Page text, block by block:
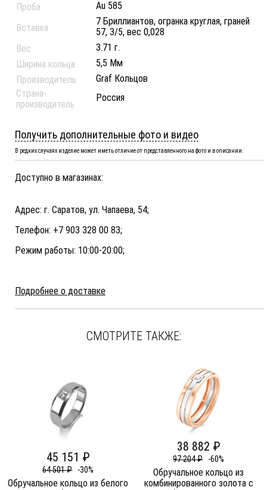
Проба
Au 585
Вставка
7 Бриллиантов, огранка круглая, граней
57, 3/5, вес 0,028
Вес
3.71 г.
Ширина кольца
5,5 Мм
Производитель
Graf Кольцов
Страна-
производитель
Россия
Получить дополнительные фото и видео
В редких случаях изделие может иметь отличие от представленного на фото и в описании.
Доступно в магазинах:
Адрес: г. Саратов, ул. Чапаева, 54;
Телефон: +7 903 328 00 83;
Режим работы: 10:00-20:00;
Подробнее о доставке
СМОТРИТЕ ТАКЖЕ:
45 151 ₽
64 501 ₽ -30%
Обручальное кольцо из белого
38 882 ₽
97 204 ₽ -60%
Обручальное кольцо из
комбинированного золота c